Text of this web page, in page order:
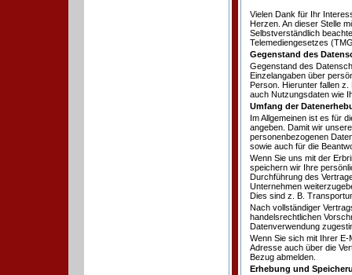
Vielen Dank für Ihr
Herzen. An dieser Stelle
Selbstverständlich
Telemediengesetzes
Gegenstand des
Gegenstand des
Einzelangaben über
Person. Hierunter fallen z.
auch Nutzungsdaten wie
Umfang der
Im Allgemeinen ist es für
angeben. Damit wir
personenbezogenen
sowie auch für die
Wenn Sie uns mit der
speichern wir Ihre
Durchführung des
Unternehmen
Dies sind z. B.
Nach vollständiger
handelsrechtlichen
Datenverwendung
Wenn Sie sich mit Ihrer
Adresse auch über die
Bezug abmelden.
Erhebung und